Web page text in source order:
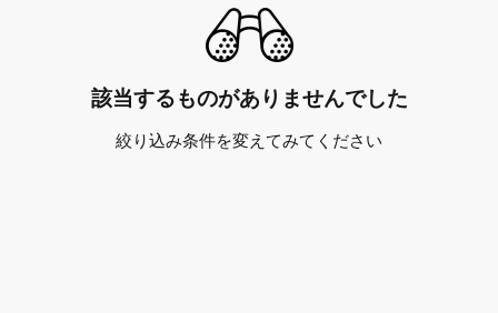
該当するものがありませんでした
絞り込み条件を変えてみてください